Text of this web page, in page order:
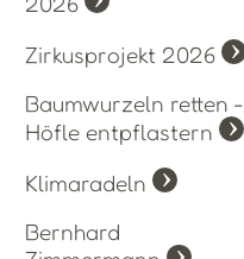
Zirkusprojekt 2026
Baumwurzeln retten -
Höfle entpflastern
Klimaradeln
Bernhard